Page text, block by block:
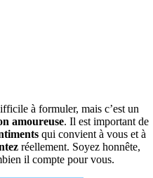
à formuler, mais c’est un
amoureuse. Il est important de
qui convient à vous et à
réellement. Soyez honnête,
il compte pour vous.